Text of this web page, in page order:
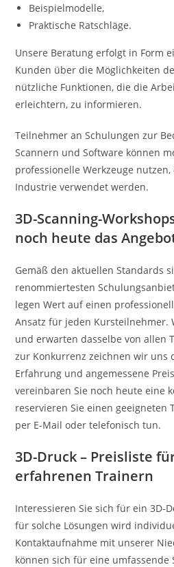
Beispielmodelle,
Praktische Ratschläge.
Unsere Beratung erfolgt in Form
Kunden über die Möglichkeiten
nützliche Funktionen, die die
erleichtern, zu informieren.
Teilnehmer an Schulungen zur
Scannern und Software können
professionelle Werkzeuge
Industrie verwendet werden.
3D-Scanning-
noch heute das
Gemäß den aktuellen Standards
renommiertesten
legen Wert auf einen
Ansatz für jeden Kursteilnehmer.
und erwarten dasselbe von allen
zur Konkurrenz zeichnen wir uns
Erfahrung und angemessene
vereinbaren Sie noch heute eine
reservieren Sie einen geeigneten
per E-Mail oder telefonisch tun.
3D-Druck – Preisliste
erfahrenen Trainern
Interessieren Sie sich für ein 3D-
für solche Lösungen wird
Kontaktaufnahme mit unserer
können sich für eine umfassende